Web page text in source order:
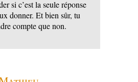
si c’est la seule réponse
donner. Et bien sûr, tu
compte que non.